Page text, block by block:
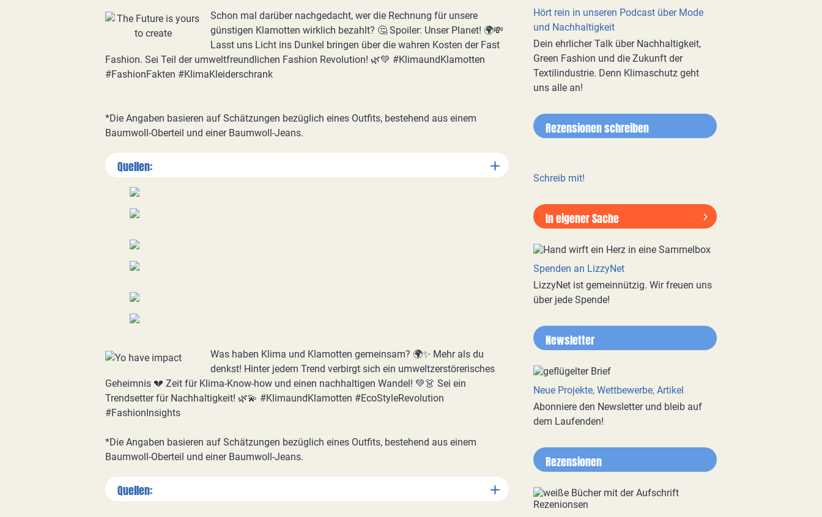
Schon mal darüber nachgedacht, wer die Rechnung für unsere
günstigen Klamotten wirklich bezahlt? 🤔 Spoiler: Unser Planet! 🌍💸
Lasst uns Licht ins Dunkel bringen über die wahren Kosten der Fast
Fashion. Sei Teil der umweltfreundlichen Fashion Revolution! 🌿💚 #KlimaundKlamotten
#FashionFakten #KlimaKleiderschrank
*Die Angaben basieren auf Schätzungen bezüglich eines Outfits, bestehend aus einem
Baumwoll-Oberteil und einer Baumwoll-Jeans.
Quellen:
Was haben Klima und Klamotten gemeinsam? 🌍✨ Mehr als du
denkst! Hinter jedem Trend verbirgt sich ein umweltzerstörerisches
Geheimnis 💔 Zeit für Klima-Know-how und einen nachhaltigen Wandel! 💚👗 Sei ein
Trendsetter für Nachhaltigkeit! 🌿💫 #KlimaundKlamotten #EcoStyleRevolution
#FashionInsights
*Die Angaben basieren auf Schätzungen bezüglich eines Outfits, bestehend aus einem
Baumwoll-Oberteil und einer Baumwoll-Jeans.
Quellen:
Hört rein in unseren Podcast über Mode
und Nachhaltigkeit
Dein ehrlicher Talk über Nachhaltigkeit,
Green Fashion und die Zukunft der
Textilindustrie. Denn Klimaschutz geht
uns alle an!
Rezensionen schreiben
Schreib mit!
In eigener Sache
Spenden an LizzyNet
LizzyNet ist gemeinnützig. Wir freuen uns
über jede Spende!
Newsletter
Neue Projekte, Wettbewerbe, Artikel
Abonniere den Newsletter und bleib auf
dem Laufenden!
Rezensionen